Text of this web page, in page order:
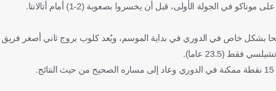
بشكل خاص في الدوري في بداية الموسم، ويُعد كلوب بروج ثاني أصغر فريق